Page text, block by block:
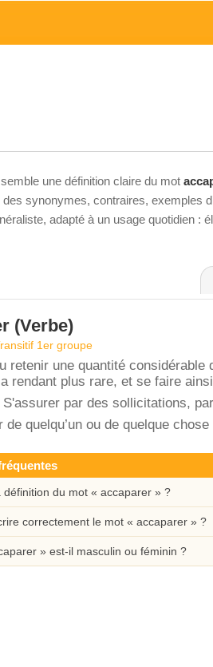
une définition claire du mot
des synonymes, contraires, exemples
adapté à un usage quotidien :
(Verbe)
1er groupe
retenir une quantité considérable
rendant plus rare, et se faire
par des sollicitations,
de quelqu’un ou de quelque
définition du mot « accaparer » ?
correctement le mot « accaparer » ?
» est-il masculin ou féminin ?